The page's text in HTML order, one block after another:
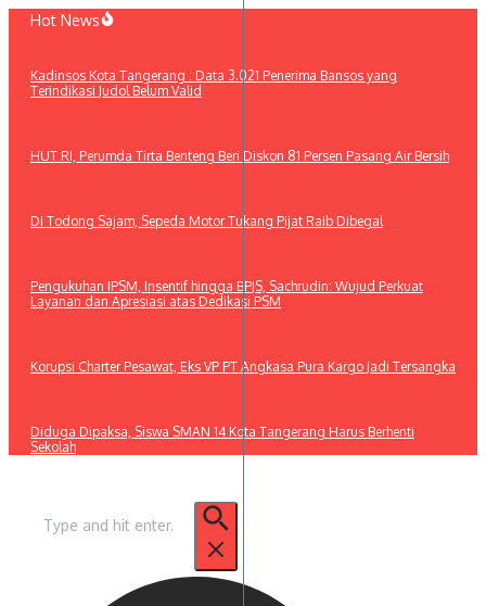
Lewati
Hot News
Kadinsos Kota Tangerang : Data 3.021 Penerima Bansos yang
Terindikasi Judol Belum Valid
HUT RI, Perumda Tirta Benteng Beri Diskon 81 Persen Pasang Air Bersih
Di Todong Sajam, Sepeda Motor Tukang Pijat Raib Dibegal
Pengukuhan IPSM, Insentif hingga BPJS, Sachrudin: Wujud Perkuat
Layanan dan Apresiasi atas Dedikasi PSM
Korupsi Charter Pesawat, Eks VP PT Angkasa Pura Kargo Jadi Tersangka
Diduga Dipaksa, Siswa SMAN 14 Kota Tangerang Harus Berhenti
Sekolah
untuk: